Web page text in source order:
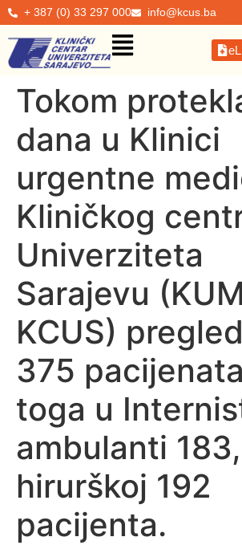
+ 387 (0) 33 297 000 info@kcus.ba
Tokom
dana u Klinici
urgentne
Kliničkog
Univerziteta
Sarajevu (KUM
KCUS)
375
toga u
ambulanti
hirurškoj 192
pacijenta.